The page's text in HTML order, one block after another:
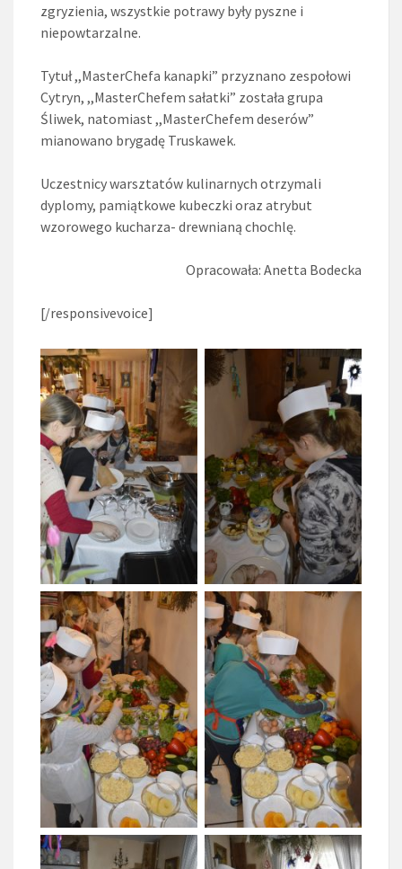
zgryzienia, wszystkie potrawy były pyszne i
niepowtarzalne.
Tytuł ,,MasterChefa kanapki” przyznano zespołowi
Cytryn, ,,MasterChefem sałatki” została grupa
Śliwek, natomiast ,,MasterChefem deserów”
mianowano brygadę Truskawek.
Uczestnicy warsztatów kulinarnych otrzymali
dyplomy, pamiątkowe kubeczki oraz atrybut
wzorowego kucharza- drewnianą chochlę.
Opracowała: Anetta Bodecka
[/responsivevoice]